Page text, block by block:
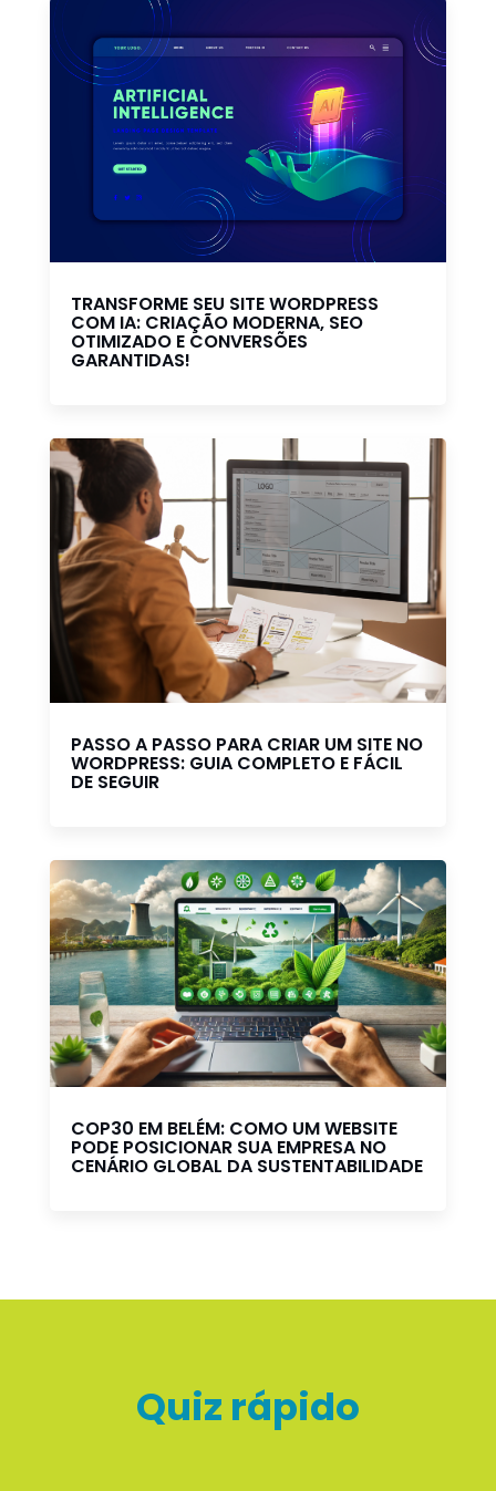
TRANSFORME SEU SITE WORDPRESS
COM IA: CRIAÇÃO MODERNA, SEO
OTIMIZADO E CONVERSÕES
GARANTIDAS!
PASSO A PASSO PARA CRIAR UM SITE NO
WORDPRESS: GUIA COMPLETO E FÁCIL
DE SEGUIR
COP30 EM BELÉM: COMO UM WEBSITE
PODE POSICIONAR SUA EMPRESA NO
CENÁRIO GLOBAL DA SUSTENTABILIDADE
Quiz rápido